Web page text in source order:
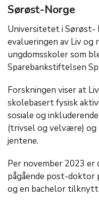
Sørøst-Norge
Universitetet i
evalueringen av Liv og
ungdomsskoler som
Sparebankstiftelsen
Forskningen viser at
skolebasert fysisk
sosiale og
(trivsel og velvære)
jentene.
Per november 2023
pågående post-doktor
og en bachelor